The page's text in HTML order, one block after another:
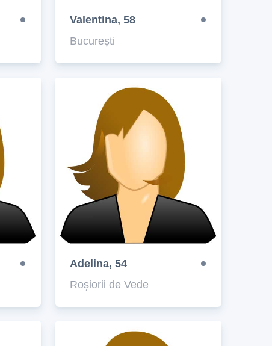
Valentina, 58
București
Adelina, 54
Roșiorii de Vede